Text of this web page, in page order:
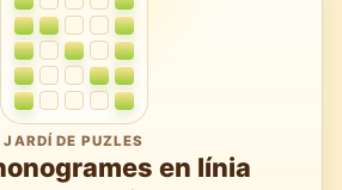
JARDÍ DE PUZLES
en línia